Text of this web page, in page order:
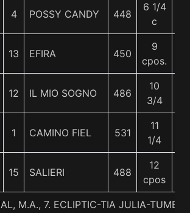
4 POSSY CANDY 448
6 1/4
c
13 EFIRA 450
9
cpos.
12 IL MIO SOGNO 486
10
3/4
1 CAMINO FIEL 531
11
1/4
15 SALIERI 488
12
cpos
M.A., 7. ECLIPTIC-TIA JULIA-